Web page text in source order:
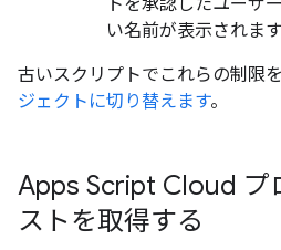
い名前が表示されます
古いスクリプトでこれらの制限
ジェクトに切り替えます。
Apps Script Cloud プ
ストを取得する